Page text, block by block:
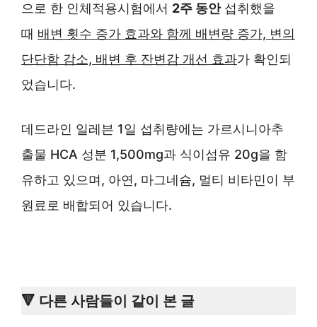
으로 한 인체적용시험에서 2주 동안섭취했을
때 배변 횟수 증가 효과와 함께 배변량 증가, 변의
단단함 감소, 배변 후 잔변감 개선 효과가 확인되
었습니다.
데드라인 일레븐 1일 섭취량에는 가르시니아추
출물 HCA 성분 1,500mg과 식이섬유 20g을 함
유하고 있으며, 아연, 마그네슘, 멀티 비타민이 부
원료로 배합되어 있습니다.
🔻 다른 사람들이 같이 본 글